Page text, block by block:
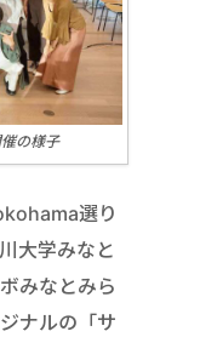
の様子
選り
大学みなと
みなとみら
ナルの「サ